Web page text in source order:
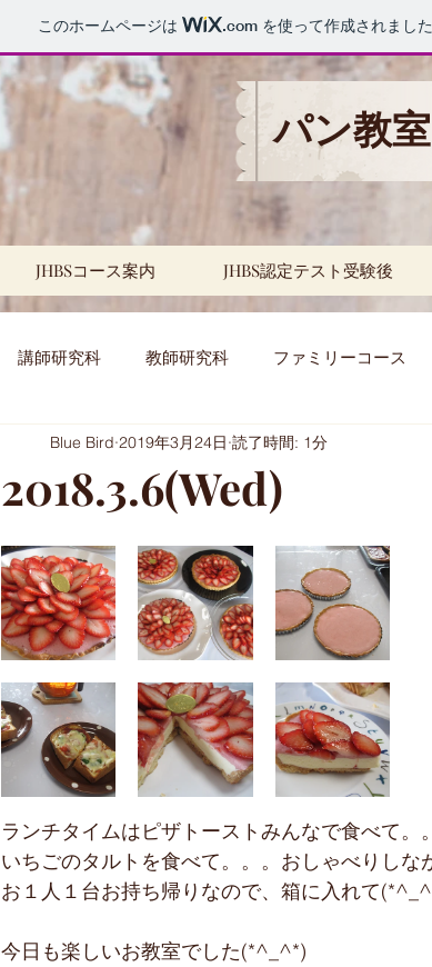
このホームページは .com を使って作成されまし
パン教
JHBSコース案内 JHBS認定テスト受験後
講師研究科 教師研究科 ファミリーコース
プライベート セミナー
2018.3.6(Wed)
Blue Bird 2019年3月24日 読了時間: 1分
ランチタイムはピザトーストみんなで食べて。
いちごのタルトを食べて。。。おしゃべりし
お１人１台お持ち帰りなので、箱に入れて
今日も楽しいお教室でした(*^_^*)